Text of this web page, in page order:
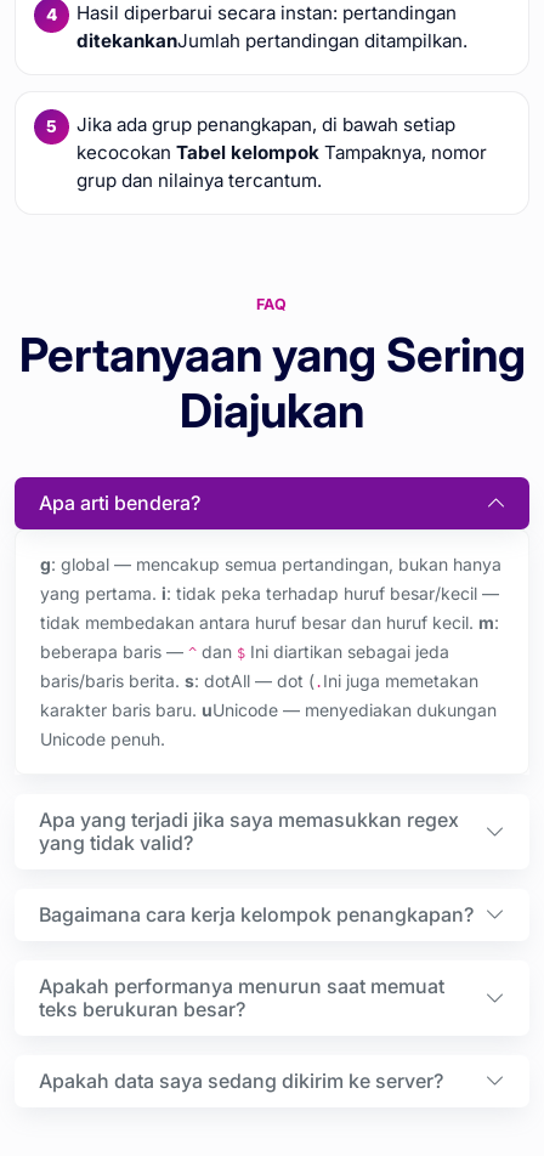
Hasil diperbarui secara instan: pertandingan
ditekankanJumlah pertandingan ditampilkan.
Jika ada grup penangkapan, di bawah setiap
kecocokan Tabel kelompokTampaknya, nomor
grup dan nilainya tercantum.
FAQ
Pertanyaan yang Sering
Diajukan
Apa arti bendera?
g: global — mencakup semua pertandingan, bukan hanya
yang pertama. i: tidak peka terhadap huruf besar/kecil —
tidak membedakan antara huruf besar dan huruf kecil. m:
beberapa baris — ^ dan $ Ini diartikan sebagai jeda
baris/baris berita. s: dotAll — dot (. Ini juga memetakan
karakter baris baru. uUnicode — menyediakan dukungan
Unicode penuh.
Apa yang terjadi jika saya memasukkan regex
yang tidak valid?
Bagaimana cara kerja kelompok penangkapan?
Apakah performanya menurun saat memuat
teks berukuran besar?
Apakah data saya sedang dikirim ke server?